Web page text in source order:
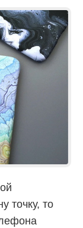
точку, то